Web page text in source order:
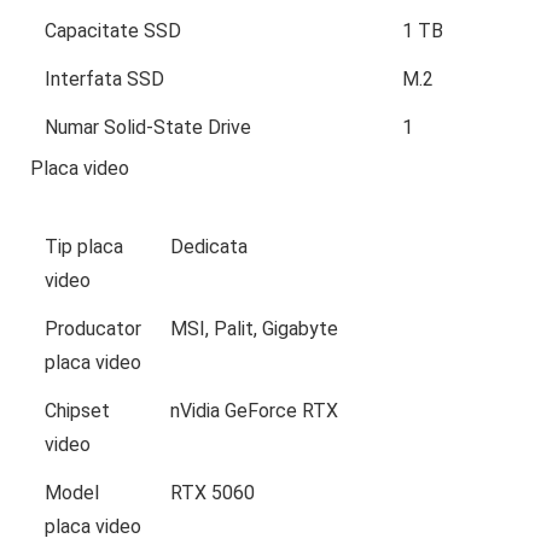
Capacitate SSD 1 TB
Interfata SSD M.2
Numar Solid-State Drive
1
Placa video
Tip placa
video
Dedicata
Producator
placa video
MSI, Palit, Gigabyte
Chipset
video
nVidia GeForce RTX
Model
placa video
RTX 5060